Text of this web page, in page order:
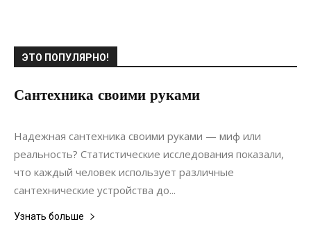
ЭТО ПОПУЛЯРНО!
Сантехника своими руками
21.06.2017
Надежная сантехника своими руками — миф или
реальность? Статистические исследования показали,
что каждый человек использует различные
сантехнические устройства до...
Узнать больше